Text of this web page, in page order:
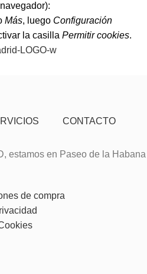
Más, luego Configuración
la casilla Permitir cookies.
CONTACTO
estamos en Paseo de la Habana
de compra